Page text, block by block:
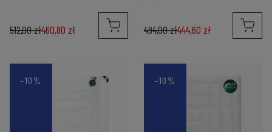
460,80 zł
512,00 zł 444,60 zł
494,00 zł
-10% -10%